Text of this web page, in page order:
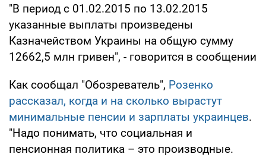
"В период с 01.02.2015 по 13.02.2015
указанные выплаты произведены
Казначейством Украины на общую сумму
12662,5 млн гривен", - говорится в сообщении
Как сообщал "Обозреватель", Розенко
рассказал, когда и на сколько вырастут
минимальные пенсии и зарплаты украинцев.
"Надо понимать, что социальная и
пенсионная политика – это производные.